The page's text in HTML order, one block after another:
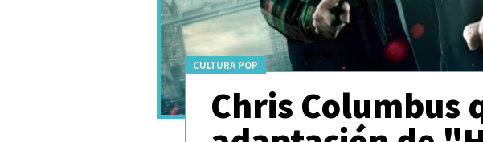
CULTURA POP
Chris Columbus